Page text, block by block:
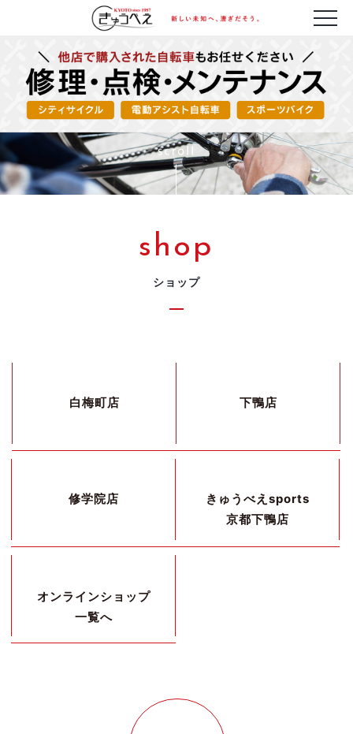
shop
ショップ
白梅町店 下鴨店
修学院店
きゅうべえsports
京都下鴨店
オンラインショップ
一覧へ